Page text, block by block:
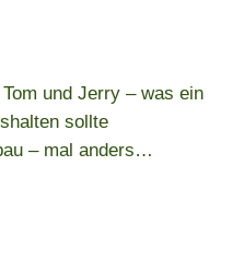
und Jerry – was ein
sollte
– mal anders…